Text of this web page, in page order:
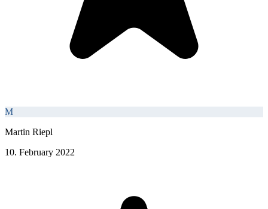
M
Martin Riepl
10. February 2022